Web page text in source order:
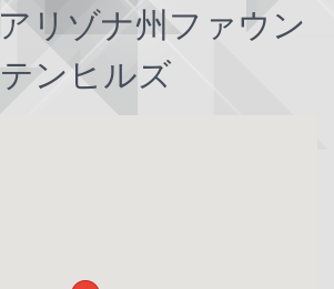
アリゾナ州ファウン
テンヒルズ